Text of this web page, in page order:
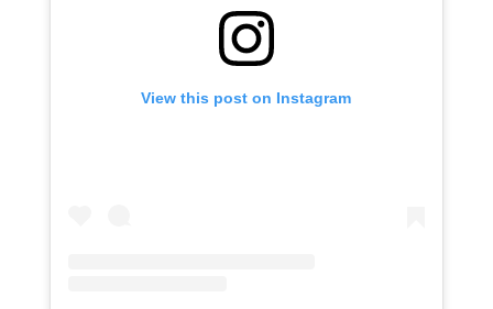
View this post on Instagram